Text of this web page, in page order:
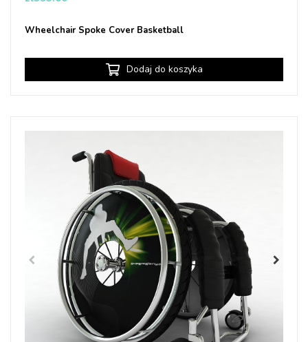
Wheelchair Spoke Cover Basketball
Dodaj do koszyka